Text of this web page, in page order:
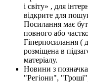
і світу» , для
відкрите для
Посилання має
повного або
Гіперпосилання (
розміщена в
матеріалу.
Новини з
"Регіони",